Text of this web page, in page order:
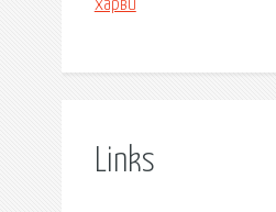
харви
Links